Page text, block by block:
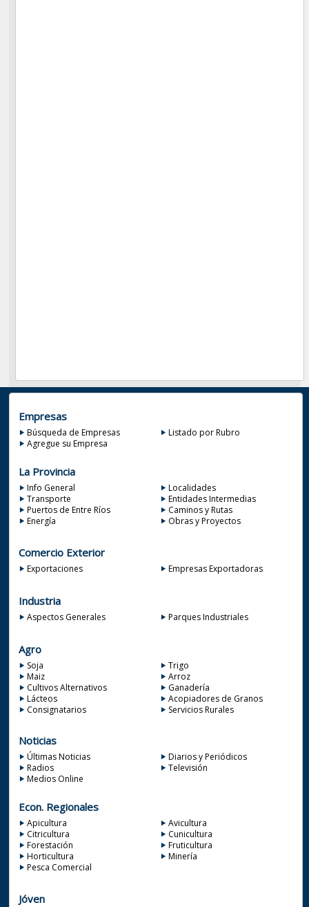
Empresas
Búsqueda de Empresas
Listado por Rubro
Agregue su Empresa
La Provincia
Info General
Localidades
Transporte
Entidades Intermedias
Puertos de Entre Ríos
Caminos y Rutas
Energía
Obras y Proyectos
Comercio Exterior
Exportaciones Empresas Exportadoras
Industria
Aspectos Generales Parques Industriales
Agro
Soja
Trigo
Maiz
Arroz
Cultivos Alternativos
Ganadería
Lácteos
Acopiadores de Granos
Consignatarios
Servicios Rurales
Noticias
Últimas Noticias
Diarios y Periódicos
Radios
Televisión
Medios Online
Econ. Regionales
Apicultura
Avicultura
Citricultura
Cunicultura
Forestación
Fruticultura
Horticultura
Minería
Pesca Comercial
Jóven